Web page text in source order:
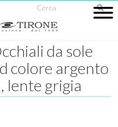
da sole
colore argento
lente grigia